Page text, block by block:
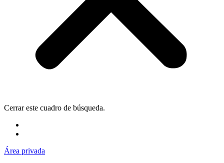
Cerrar este cuadro de búsqueda.
Área privada